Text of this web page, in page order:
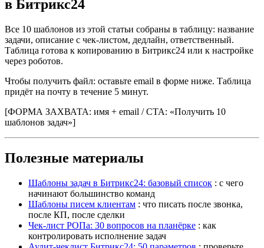
в Битрикс24
Все 10 шаблонов из этой статьи собраны в таблицу: название
задачи, описание с чек-листом, дедлайн, ответственный.
Таблица готова к копированию в Битрикс24 или к настройке
через роботов.
Чтобы получить файл: оставьте email в форме ниже. Таблица
придёт на почту в течение 5 минут.
[ФОРМА ЗАХВАТА: имя + email / CTA: «Получить 10
шаблонов задач»]
Полезные материалы
Шаблоны задач в Битрикс24: базовый список : с чего
начинают большинство команд
Шаблоны писем клиентам : что писать после звонка,
после КП, после сделки
Чек-лист РОПа: 30 вопросов на планёрке : как
контролировать исполнение задач